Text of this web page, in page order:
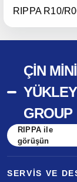
ÇIN
GROUP
RIPPA ile
görüşün
SERVIS VE